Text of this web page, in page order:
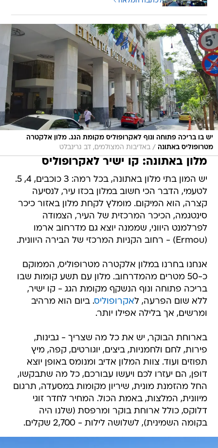
יש בו בריכה פתוחה ונוף לאקרופוליס מקומת הגג. מלון אלקטרה
מטרופוליס באתונה / באדיבות המצולמים, דב גרינבלט
מלון באתונה: קו ישיר לאקרופוליס
יש המון בתי מלון באתונה, בכל רמה: 3 כוכבים, 4, 5.
לטעמי, הדבר הכי חשוב במלון בכזו עיר, לנסיעה
קצרה, הוא המיקום. מומלץ לקחת מלון באזור כיכר
סינטגמה, הכיכר המרכזית של העיר, הצמודה
לפרלמנט היווני, שממנה יוצא גם מדרחוב ארמו
(Ermou) - רחוב הקניות המרכזי של הבירה היוונית.
אנחנו בחרנו במלון אלקטרה מטרופוליס, הממוקם
כ-50 מטרים מהמדרחוב. מלון עם תשע קומות שבו
בריכה פתוחה ונוף הנשקף מקומת הגג - קו ישיר,
ללא שום הפרעה, לאקרופוליס. ביום הוא מרהיב
ומרשים, אך בלילה אפילו יותר.
בארוחת הבוקר, יש את כל מה שצריך - גבינות,
פירות, לחם ולחמניות, ביצים, יוגורטים, קפה, מיץ
תפוזים ועוד. צוות המלון אדיב ומנומס באופן יוצא
דופן, הם יעזרו לכם ויעשו עבורכם, כל מה שתבקשו,
החל מהזמנת מונית, שיריון מקומות במסעדה, תרגום
מיוונית, המלצות, באמת הכול. המחיר לחדר זוגי
דלוקס, כולל ארוחת בוקר ומרפסת (שלנו היה
בקומה השמינית), לשלושה לילות - 2,700 שקלים.